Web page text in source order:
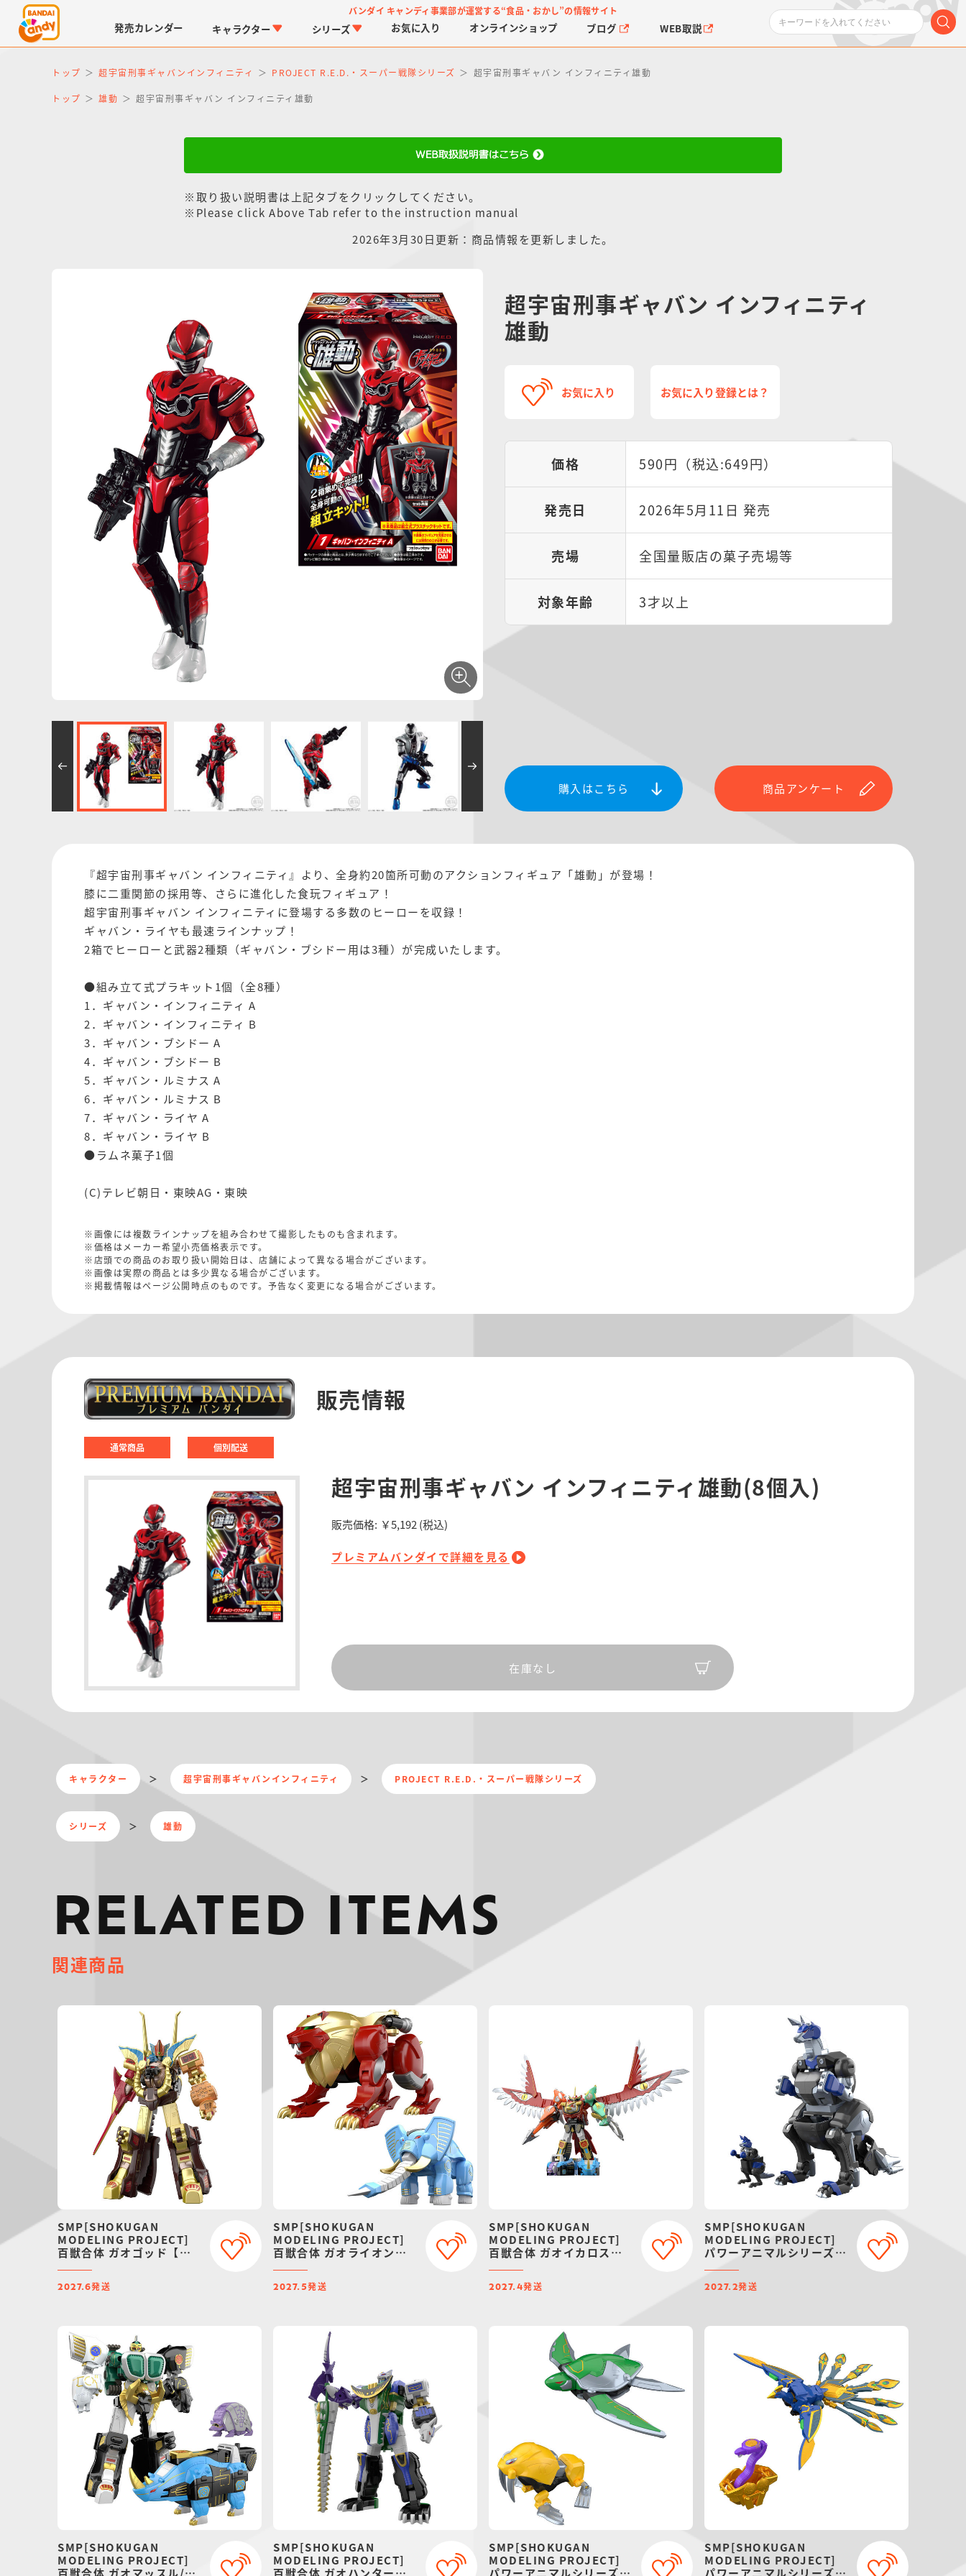
バンダイ キャンディ事業部が運営する“食品・おかし”の情報サイト
発売カレンダー キャラクター
仮面ライダーシリーズ
PROJECT R.E.D.・ス
ーパー戦隊シリーズ
シリーズ
キャラパキ つりグミ
お気に入り オンラインショップ ブログ WEB取説
トップ 超宇宙刑事ギャバンインフィニティ PROJECT R.E.D.・スーパー戦隊シリーズ 超宇宙刑事ギャバン インフィニティ雄動
トップ 雄動 超宇宙刑事ギャバン インフィニティ雄動
※取り扱い説明書は上記タブをクリックしてください。
※Please click Above Tab refer to the instruction manual
2026年3月30日更新：商品情報を更新しました。
超宇宙刑事ギャバン インフィニティ
雄動
お気に入り お気に入り登録とは？
価格 590円（税込:649円）
発売日 2026年5月11日 発売
売場 全国量販店の菓子売場等
対象年齢 3才以上
購入はこちら 商品アンケート
『超宇宙刑事ギャバン インフィニティ』より、全身約20箇所可動のアクションフィギュア「雄動」が登場！
膝に二重関節の採用等、さらに進化した食玩フィギュア！
超宇宙刑事ギャバン インフィニティに登場する多数のヒーローを収録！
ギャバン・ライヤも最速ラインナップ！
2箱でヒーローと武器2種類（ギャバン・ブシドー用は3種）が完成いたします。
●組み立て式プラキット1個（全8種）
1．ギャバン・インフィニティ A
2．ギャバン・インフィニティ B
3．ギャバン・ブシドー A
4．ギャバン・ブシドー B
5．ギャバン・ルミナス A
6．ギャバン・ルミナス B
7．ギャバン・ライヤ A
8．ギャバン・ライヤ B
●ラムネ菓子1個
(C)テレビ朝日・東映AG・東映
※画像には複数ラインナップを組み合わせて撮影したものも含まれます。
※価格はメーカー希望小売価格表示です。
※店頭での商品のお取り扱い開始日は、店舗によって異なる場合がございます。
※画像は実際の商品とは多少異なる場合がございます。
※掲載情報はページ公開時点のものです。予告なく変更になる場合がございます。
販売情報
通常商品 個別配送
超宇宙刑事ギャバン インフィニティ雄動(8個入)
販売価格: ￥5,192 (税込)
プレミアムバンダイで詳細を見る
在庫なし
キャラクター 超宇宙刑事ギャバンインフィニティ PROJECT R.E.D.・スーパー戦隊シリーズ
シリーズ 雄動
RELATED ITEMS
関連商品
SMP[SHOKUGAN
MODELING PROJECT]
百獣合体 ガオゴッド【再
2027.6発送
SMP[SHOKUGAN
MODELING PROJECT]
百獣合体 ガオライオン＆
2027.5発送
SMP[SHOKUGAN
MODELING PROJECT]
百獣合体 ガオイカロス
2027.4発送
SMP[SHOKUGAN
MODELING PROJECT]
パワーアニマルシリーズ
定】
2027.2発送
SMP[SHOKUGAN
MODELING PROJECT]
百獣合体 ガオマッスル/ガ
SMP[SHOKUGAN
MODELING PROJECT]
百獣合体 ガオハンター
SMP[SHOKUGAN
MODELING PROJECT]
パワーアニマルシリーズ
SMP[SHOKUGAN
MODELING PROJECT]
パワーアニマルシリーズ